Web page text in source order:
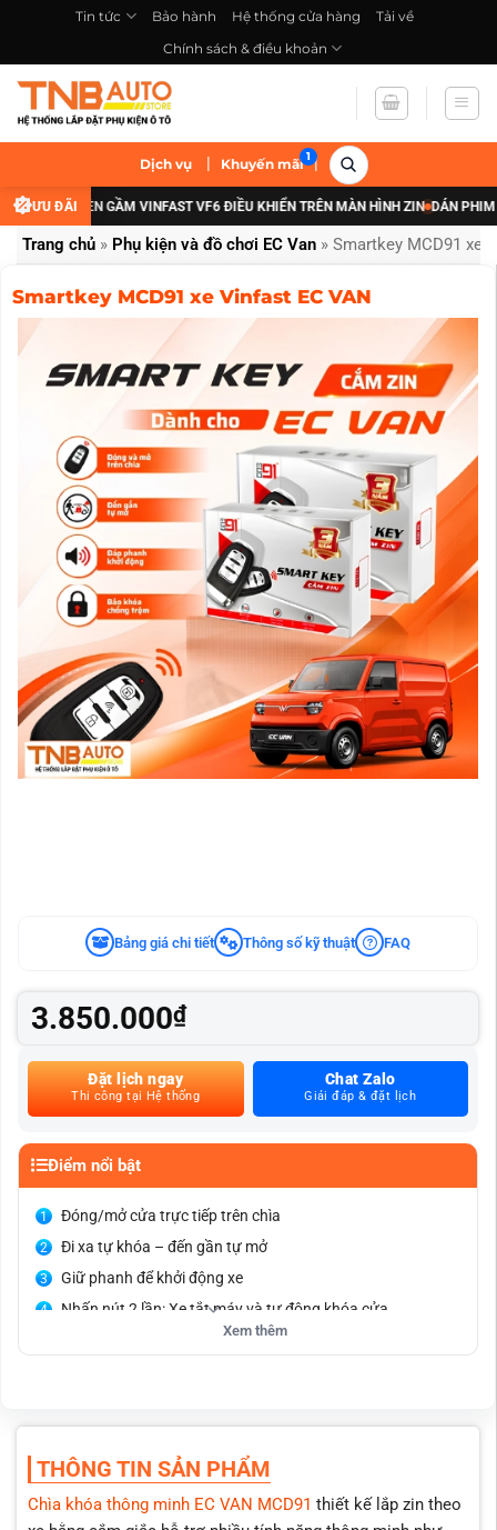
nội
dung
Tin tức Bảo hành Hệ thống cửa hàng
Tải về
Chính sách & điều khoản
Dịch vụ | Khuyến mãi |
ƯU ĐÃI
ĐÈN GẦM VINFAST VF6 ĐIỀU KHIỂN TRÊN MÀN HÌNH ZIN DÁN PHIM CÁCH
Trang chủ » Phụ kiện và đồ chơi EC Van » Smartkey MCD91 xe
Smartkey MCD91 xe Vinfast EC VAN
Bảng giá chi tiết Thông số kỹ thuật FAQ
3.850.000₫
Đặt lịch ngay
Thi công tại Hệ thống
Chat Zalo
Giải đáp & đặt lịch
Điểm nổi bật
Đóng/mở cửa trực tiếp trên chìa
Đi xa tự khóa – đến gần tự mở
Giữ phanh để khởi động xe
Nhấn nút 2 lần: Xe tắt máy và tự động khóa cửa.
Xem thêm
THÔNG TIN SẢN PHẨM
Chìa khóa thông minh EC VAN MCD91 thiết kế lắp zin theo